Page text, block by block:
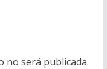
no será publicada.